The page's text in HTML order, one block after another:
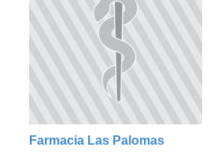
Farmacia Las Palomas